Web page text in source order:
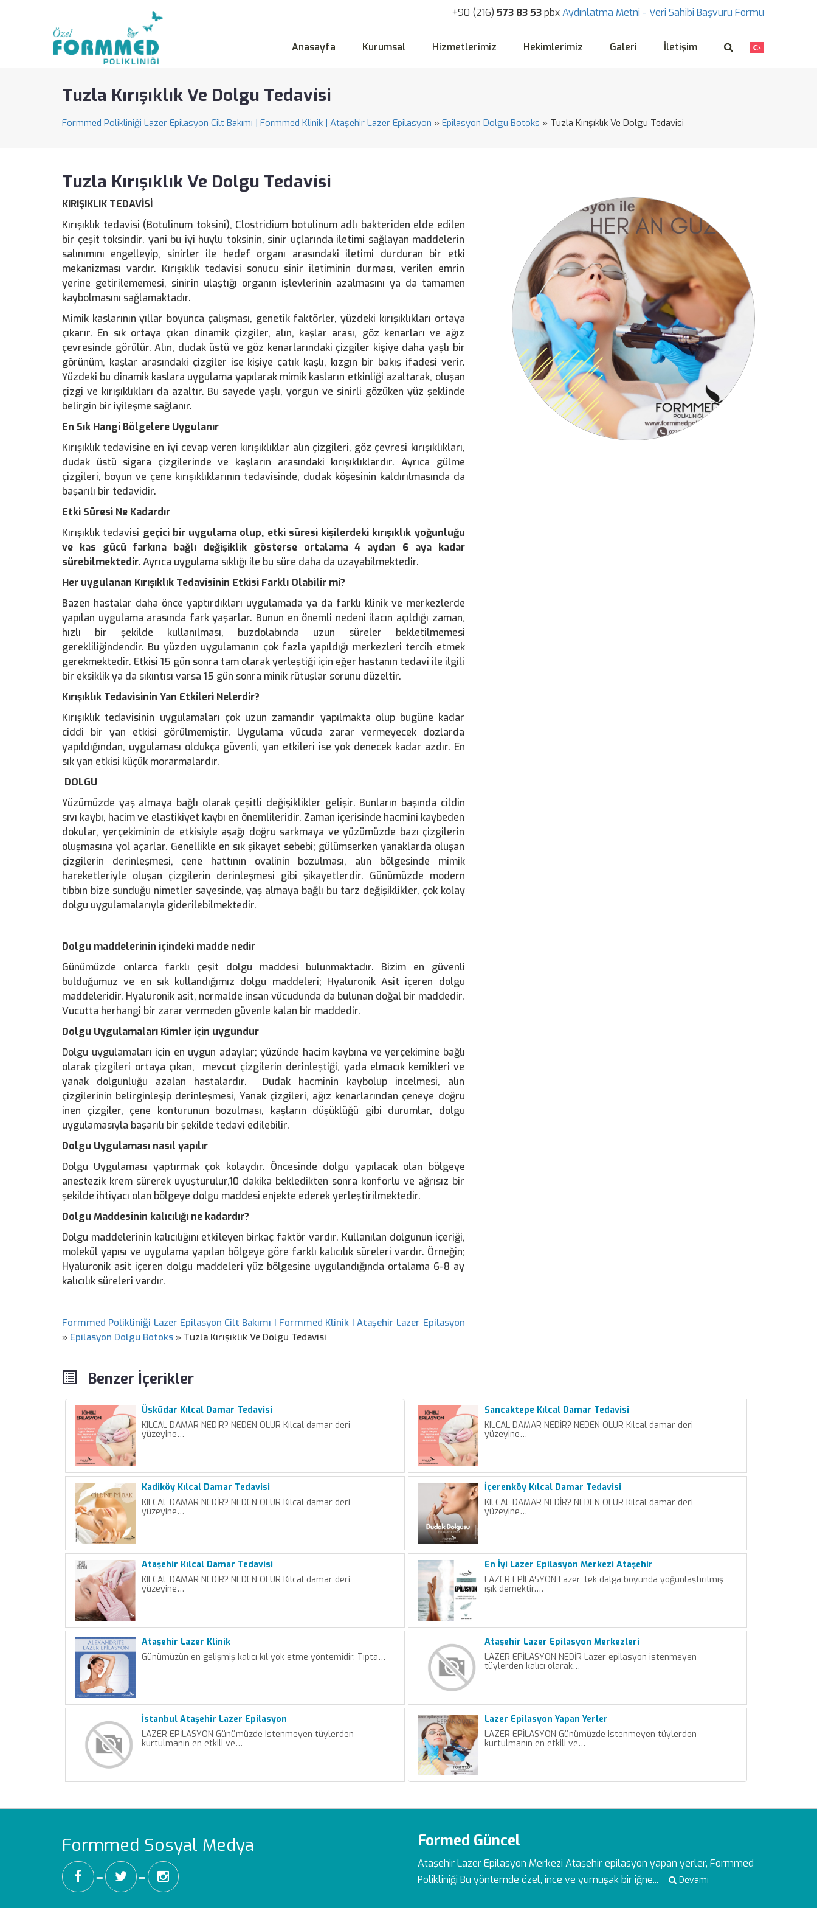
+90 (216) 573 83 53pbxAydınlatma Metni - Veri Sahibi Başvuru Formu
Anasayfa Kurumsal Hizmetlerimiz Hekimlerimiz Galeri İletişim
Tuzla Kırışıklık Ve Dolgu Tedavisi
Formmed Polikliniği Lazer Epilasyon Cilt Bakımı | Formmed Klinik | Ataşehir Lazer Epilasyon » Epilasyon Dolgu Botoks » Tuzla Kırışıklık Ve Dolgu Tedavisi
Tuzla Kırışıklık Ve Dolgu Tedavisi
KIRIŞIKLIK TEDAVİSİ
Kırışıklık tedavisi (Botulinum toksini), Clostridium botulinum adlı bakteriden elde edilen
bir çeşit toksindir. yani bu iyi huylu toksinin, sinir uçlarında iletimi sağlayan maddelerin
salınımını engelleyip, sinirler ile hedef organı arasındaki iletimi durduran bir etki
mekanizması vardır. Kırışıklık tedavisi sonucu sinir iletiminin durması, verilen emrin
yerine getirilememesi, sinirin ulaştığı organın işlevlerinin azalmasını ya da tamamen
kaybolmasını sağlamaktadır.
Mimik kaslarının yıllar boyunca çalışması, genetik faktörler, yüzdeki kırışıklıkları ortaya
çıkarır. En sık ortaya çıkan dinamik çizgiler, alın, kaşlar arası, göz kenarları ve ağız
çevresinde görülür. Alın, dudak üstü ve göz kenarlarındaki çizgiler kişiye daha yaşlı bir
görünüm, kaşlar arasındaki çizgiler ise kişiye çatık kaşlı, kızgın bir bakış ifadesi verir.
Yüzdeki bu dinamik kaslara uygulama yapılarak mimik kasların etkinliği azaltarak, oluşan
çizgi ve kırışıklıkları da azaltır. Bu sayede yaşlı, yorgun ve sinirli gözüken yüz şeklinde
belirgin bir iyileşme sağlanır.
En Sık Hangi Bölgelere Uygulanır
Kırışıklık tedavisine en iyi cevap veren kırışıklıklar alın çizgileri, göz çevresi kırışıklıkları,
dudak üstü sigara çizgilerinde ve kaşların arasındaki kırışıklıklardır. Ayrıca gülme
çizgileri, boyun ve çene kırışıklıklarının tedavisinde, dudak köşesinin kaldırılmasında da
başarılı bir tedavidir.
Etki Süresi Ne Kadardır
Kırışıklık tedavisi geçici bir uygulama olup, etki süresi kişilerdeki kırışıklık yoğunluğu
ve kas gücü farkına bağlı değişiklik gösterse ortalama 4 aydan 6 aya kadar
sürebilmektedir.Ayrıca uygulama sıklığı ile bu süre daha da uzayabilmektedir.
Her uygulanan Kırışıklık Tedavisinin Etkisi Farklı Olabilir mi?
Bazen hastalar daha önce yaptırdıkları uygulamada ya da farklı klinik ve merkezlerde
yapılan uygulama arasında fark yaşarlar. Bunun en önemli nedeni ilacın açıldığı zaman,
hızlı bir şekilde kullanılması, buzdolabında uzun süreler bekletilmemesi
gerekliliğindendir. Bu yüzden uygulamanın çok fazla yapıldığı merkezleri tercih etmek
gerekmektedir. Etkisi 15 gün sonra tam olarak yerleştiği için eğer hastanın tedavi ile ilgili
bir eksiklik ya da sıkıntısı varsa 15 gün sonra minik rütuşlar sorunu düzeltir.
Kırışıklık Tedavisinin Yan Etkileri Nelerdir?
Kırışıklık tedavisinin uygulamaları çok uzun zamandır yapılmakta olup bugüne kadar
ciddi bir yan etkisi görülmemiştir. Uygulama vücuda zarar vermeyecek dozlarda
yapıldığından, uygulaması oldukça güvenli, yan etkileri ise yok denecek kadar azdır. En
sık yan etkisi küçük morarmalardır.
DOLGU
Yüzümüzde yaş almaya bağlı olarak çeşitli değişiklikler gelişir. Bunların başında cildin
sıvı kaybı, hacim ve elastikiyet kaybı en önemlileridir. Zaman içerisinde hacmini kaybeden
dokular, yerçekiminin de etkisiyle aşağı doğru sarkmaya ve yüzümüzde bazı çizgilerin
oluşmasına yol açarlar. Genellikle en sık şikayet sebebi; gülümserken yanaklarda oluşan
çizgilerin derinleşmesi, çene hattının ovalinin bozulması, alın bölgesinde mimik
hareketleriyle oluşan çizgilerin derinleşmesi gibi şikayetlerdir. Günümüzde modern
tıbbın bize sunduğu nimetler sayesinde, yaş almaya bağlı bu tarz değişiklikler, çok kolay
dolgu uygulamalarıyla giderilebilmektedir.
Dolgu maddelerinin içindeki madde nedir
Günümüzde onlarca farklı çeşit dolgu maddesi bulunmaktadır. Bizim en güvenli
bulduğumuz ve en sık kullandığımız dolgu maddeleri; Hyaluronik Asit içeren dolgu
maddeleridir. Hyaluronik asit, normalde insan vücudunda da bulunan doğal bir maddedir.
Vucutta herhangi bir zarar vermeden güvenle kalan bir maddedir.
Dolgu Uygulamaları Kimler için uygundur
Dolgu uygulamaları için en uygun adaylar; yüzünde hacim kaybına ve yerçekimine bağlı
olarak çizgileri ortaya çıkan, mevcut çizgilerin derinleştiği, yada elmacık kemikleri ve
yanak dolgunluğu azalan hastalardır. Dudak hacminin kaybolup incelmesi, alın
çizgilerinin belirginleşip derinleşmesi, Yanak çizgileri, ağız kenarlarından çeneye doğru
inen çizgiler, çene konturunun bozulması, kaşların düşüklüğü gibi durumlar, dolgu
uygulamasıyla başarılı bir şekilde tedavi edilebilir.
Dolgu Uygulaması nasıl yapılır
Dolgu Uygulaması yaptırmak çok kolaydır. Öncesinde dolgu yapılacak olan bölgeye
anestezik krem sürerek uyuşturulur,10 dakika bekledikten sonra konforlu ve ağrısız bir
şekilde ihtiyacı olan bölgeye dolgu maddesi enjekte ederek yerleştirilmektedir.
Dolgu Maddesinin kalıcılığı ne kadardır?
Dolgu maddelerinin kalıcılığını etkileyen birkaç faktör vardır. Kullanılan dolgunun içeriği,
molekül yapısı ve uygulama yapılan bölgeye göre farklı kalıcılık süreleri vardır. Örneğin;
Hyaluronik asit içeren dolgu maddeleri yüz bölgesine uygulandığında ortalama 6-8 ay
kalıcılık süreleri vardır.
Formmed Polikliniği Lazer Epilasyon Cilt Bakımı | Formmed Klinik | Ataşehir Lazer Epilasyon
» Epilasyon Dolgu Botoks » Tuzla Kırışıklık Ve Dolgu Tedavisi
Benzer İçerikler
Üsküdar Kılcal Damar Tedavisi
KILCAL DAMAR NEDİR? NEDEN OLUR Kılcal damar deri
yüzeyine…
Sancaktepe Kılcal Damar Tedavisi
KILCAL DAMAR NEDİR? NEDEN OLUR Kılcal damar deri
yüzeyine…
Kadiköy Kılcal Damar Tedavisi
KILCAL DAMAR NEDİR? NEDEN OLUR Kılcal damar deri
yüzeyine…
İçerenköy Kılcal Damar Tedavisi
KILCAL DAMAR NEDİR? NEDEN OLUR Kılcal damar deri
yüzeyine…
Ataşehir Kılcal Damar Tedavisi
KILCAL DAMAR NEDİR? NEDEN OLUR Kılcal damar deri
yüzeyine…
En İyi Lazer Epilasyon Merkezi Ataşehir
LAZER EPİLASYON Lazer, tek dalga boyunda yoğunlaştırılmış
ışık demektir.…
Ataşehir Lazer Klinik
Günümüzün en gelişmiş kalıcı kıl yok etme yöntemidir. Tıpta…
Ataşehir Lazer Epilasyon Merkezleri
LAZER EPİLASYON NEDİR Lazer epilasyon istenmeyen
tüylerden kalıcı olarak…
İstanbul Ataşehir Lazer Epilasyon
LAZER EPİLASYON Günümüzde istenmeyen tüylerden
kurtulmanın en etkili ve…
Lazer Epilasyon Yapan Yerler
LAZER EPİLASYON Günümüzde istenmeyen tüylerden
kurtulmanın en etkili ve…
Formmed Sosyal Medya
━ ━
Formed Güncel
Ataşehir Lazer Epilasyon Merkezi Ataşehir epilasyon yapan yerler, Formmed
Polikliniği Bu yöntemde özel, ince ve yumuşak bir iğne...
Devamı